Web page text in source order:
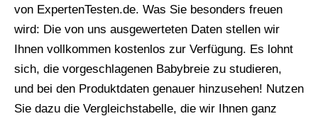
von ExpertenTesten.de. Was Sie besonders freuen
wird: Die von uns ausgewerteten Daten stellen wir
Ihnen vollkommen kostenlos zur Verfügung. Es lohnt
sich, die vorgeschlagenen Babybreie zu studieren,
und bei den Produktdaten genauer hinzusehen! Nutzen
Sie dazu die Vergleichstabelle, die wir Ihnen ganz